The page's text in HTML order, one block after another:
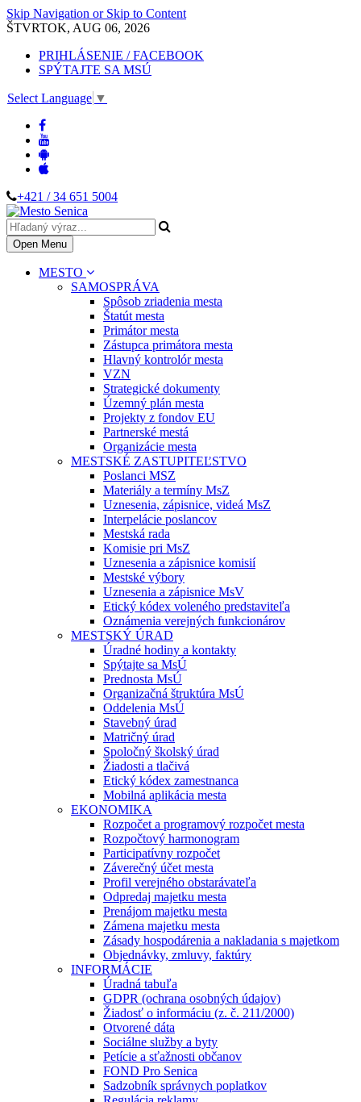
Skip Navigation or Skip to Content
ŠTVRTOK, AUG 06, 2026
PRIHLÁSENIE / FACEBOOK
SPÝTAJTE SA MSÚ
Select Language ▼
+421 / 34 651 5004
Open Menu
MESTO
SAMOSPRÁVA
Spôsob zriadenia mesta
Štatút mesta
Primátor mesta
Zástupca primátora mesta
Hlavný kontrolór mesta
VZN
Strategické dokumenty
Územný plán mesta
Projekty z fondov EU
Partnerské mestá
Organizácie mesta
MESTSKÉ ZASTUPITEĽSTVO
Poslanci MSZ
Materiály a termíny MsZ
Uznesenia, zápisnice, videá MsZ
Interpelácie poslancov
Mestská rada
Komisie pri MsZ
Uznesenia a zápisnice komisií
Mestské výbory
Uznesenia a zápisnice MsV
Etický kódex voleného predstaviteľa
Oznámenia verejných funkcionárov
MESTSKÝ ÚRAD
Úradné hodiny a kontakty
Spýtajte sa MsÚ
Prednosta MsÚ
Organizačná štruktúra MsÚ
Oddelenia MsÚ
Stavebný úrad
Matričný úrad
Spoločný školský úrad
Žiadosti a tlačivá
Etický kódex zamestnanca
Mobilná aplikácia mesta
EKONOMIKA
Rozpočet a programový rozpočet mesta
Rozpočtový harmonogram
Participatívny rozpočet
Záverečný účet mesta
Profil verejného obstarávateľa
Odpredaj majetku mesta
Prenájom majetku mesta
Zámena majetku mesta
Zásady hospodárenia a nakladania s majetkom
Objednávky, zmluvy, faktúry
INFORMÁCIE
Úradná tabuľa
GDPR (ochrana osobných údajov)
Žiadosť o informáciu (z. č. 211/2000)
Otvorené dáta
Sociálne služby a byty
Petície a sťažnosti občanov
FOND Pro Senica
Sadzobník správnych poplatkov